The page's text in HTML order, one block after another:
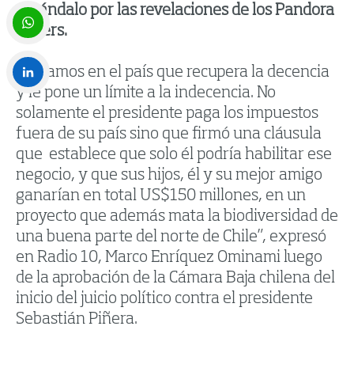
escándalo por las revelaciones de los Pandora
Papers.
«Estamos en el país que recupera la decencia
y le pone un límite a la indecencia. No
solamente el presidente paga los impuestos
fuera de su país sino que firmó una cláusula
que establece que solo él podría habilitar ese
negocio, y que sus hijos, él y su mejor amigo
ganarían en total US$150 millones, en un
proyecto que además mata la biodiversidad de
una buena parte del norte de Chile”, expresó
en Radio 10, Marco Enríquez Ominami luego
de la aprobación de la Cámara Baja chilena del
inicio del juicio político contra el presidente
Sebastián Piñera.
Twitter
WhatsApp
LinkedIn